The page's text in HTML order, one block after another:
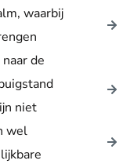
waarbij
de
niet
wel